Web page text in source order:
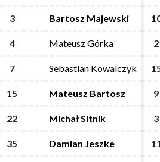
3 Bartosz Majewski
4 Mateusz Górka 2
7 Sebastian Kowalczyk
15 Mateusz Bartosz 9
22 Michał Sitnik 3
35 Damian Jeszke
3 Bartosz Majewski
4 Mateusz Górka 2
7 Sebastian Kowalczyk
15 Mateusz Bartosz 9
22 Michał Sitnik 3
35 Damian Jeszke